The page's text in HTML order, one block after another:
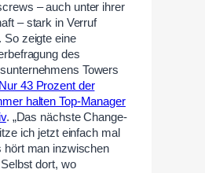
– auch unter ihrer
– stark in Verruf
So zeigte eine
des
Towers
Nur 43 Prozent der
halten Top-Manager
. „Das nächste Change-
ich jetzt einfach mal
hört man inzwischen
dort, wo